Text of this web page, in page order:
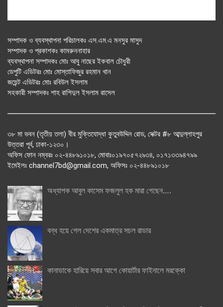
সম্পাদক ও ব্যবস্থাপনা পরিচালকঃ এস.এম.এ মনসুর মাসুদ
সম্পাদক ও প্রকাশকঃ কামরুননাহার
ব্যবস্থাপনা সম্পাদকঃ মোঃ আবু নাছের ইকবাল চৌধুরী
ডেপুটি এডিটরঃ মোঃ মোস্তাফিজুর রহমান খান
জয়েন্ট এডিটরঃ মোঃ রবিউল ইসলাম
সহকারী সম্পাদকঃ শাহ রাশিদুল ইসলাম রাসেল
৩৮ মা ভবন (তৃতীয় তলা) বীর মুক্তিযোদ্ধা কুতুবউদ্দিন রোড, সেক্টর #৮ আব্দুল্লাহপুর
উত্তরা পূর্ব, ঢাকা-১২৩০।
অফিস ফোন নম্বরঃ ০২-৪৪৮৯১০১৮, মোবাঃ০১৯৭০৫৭২৯৩৪, ০১৭১৩৩৯৪৭৯৯
ইমেইলঃ channel7bd@gmail.com, অফিসঃ ০২-৪৪৮৯১০১৮
অধ্যাপক আবুল কাসেম ফজলুল হক মারা গেছেন….
বন্ধ হয়ে গেল দেশের একমাত্র সচল রাডার
কানাডাকে হারিয়ে সবার আগে কোয়ার্টার ফাইনালে মরক্কো